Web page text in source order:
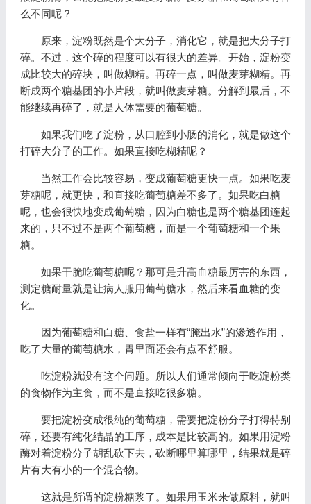
么不同呢？
原来，淀粉既然是个大分子，消化它，就是把大分子打
碎。不过，这个碎的程度可以有很大的差异。开始，淀粉变
成比较大的碎块，叫做糊精。再碎一点，叫做麦芽糊精。再
断成两个糖基团的小片段，就叫做麦芽糖。分解到最后，不
能继续再碎了，就是人体需要的葡萄糖。
如果我们吃了淀粉，从口腔到小肠的消化，就是做这个
打碎大分子的工作。如果直接吃糊精呢？
当然工作会比较容易，变成葡萄糖更快一点。如果吃麦
芽糖呢，就更快，和直接吃葡萄糖差不多了。如果吃白糖
呢，也会很快地变成葡萄糖，因为白糖也是两个糖基团连起
来的，只不过不是两个葡萄糖，而是一个葡萄糖和一个果
糖。
如果干脆吃葡萄糖呢？那可是升高血糖最厉害的东西，
测定糖耐量就是让病人服用葡萄糖水，然后来看血糖的变
化。
因为葡萄糖和白糖、食盐一样有“腌出水”的渗透作用，
吃了大量的葡萄糖水，胃里面还会有点不舒服。
吃淀粉就没有这个问题。所以人们通常倾向于吃淀粉类
的食物作为主食，而不是直接吃很多糖。
要把淀粉变成很纯的葡萄糖，需要把淀粉分子打得特别
碎，还要有纯化结晶的工序，成本是比较高的。如果用淀粉
酶对着淀粉分子胡乱砍下去，砍断哪里算哪里，结果就是碎
片有大有小的一个混合物。
这就是所谓的淀粉糖浆了。如果用玉米来做原料，就叫